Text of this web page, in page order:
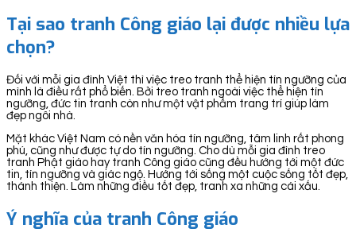
Tại sao tranh Công giáo lại được nhiều lựa
chọn?
Đối với mỗi gia đình Việt thì việc treo tranh thể hiện tín ngưỡng của
mình là điều rất phổ biến. Bởi treo tranh ngoài việc thể hiện tín
ngưỡng, đức tin tranh còn như một vật phẩm trang trí giúp làm
đẹp ngôi nhà.
Mặt khác Việt Nam có nền văn hóa tín ngưỡng, tâm linh rất phong
phú, cũng như được tự do tín ngưỡng. Cho dù mỗi gia đình treo
tranh Phật giáo hay tranh Công giáo cũng đều hướng tới một đức
tin, tín ngưỡng và giác ngộ. Hướng tới sống một cuộc sống tốt đẹp,
thánh thiện. Làm những điều tốt đẹp, tranh xa những cái xấu.
Ý nghĩa của tranh Công giáo